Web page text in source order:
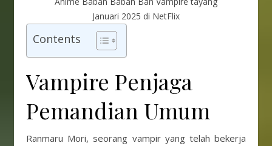
Januari 2025 di NetFlix
Contents
Vampire Penjaga
Pemandian Umum
Ranmaru Mori, seorang vampir yang telah bekerja